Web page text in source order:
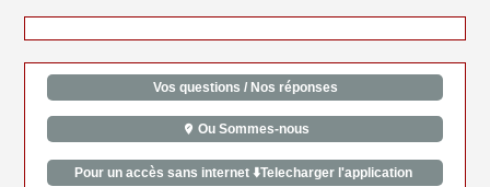
Vos questions / Nos réponses
Ou Sommes-nous
Pour un accès sans internet ⬇️Telecharger l'application